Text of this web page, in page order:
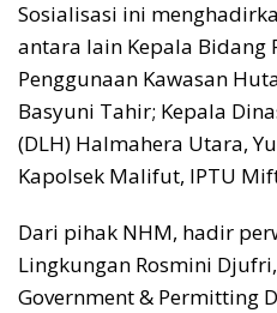
Sosialisasi ini
antara lain Kepala Bidang
Penggunaan Kawasan
Basyuni Tahir; Kepala
(DLH) Halmahera Utara,
Kapolsek Malifut, IPTU
Dari pihak NHM, hadir
Lingkungan Rosmini
Government & Permitting